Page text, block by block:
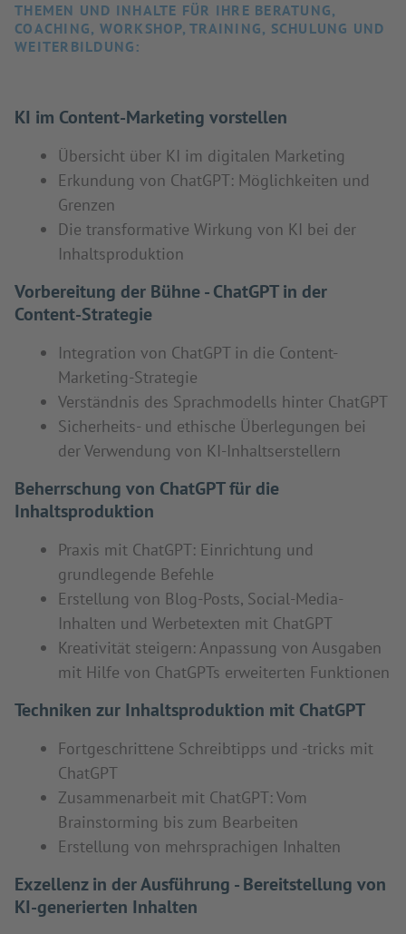
THEMEN UND INHALTE FÜR IHRE BERATUNG,
COACHING, WORKSHOP, TRAINING, SCHULUNG UND
WEITERBILDUNG:
KI im Content-Marketing vorstellen
Übersicht über KI im digitalen Marketing
Erkundung von ChatGPT: Möglichkeiten und
Grenzen
Die transformative Wirkung von KI bei der
Inhaltsproduktion
Vorbereitung der Bühne - ChatGPT in der
Content-Strategie
Integration von ChatGPT in die Content-
Marketing-Strategie
Verständnis des Sprachmodells hinter ChatGPT
Sicherheits- und ethische Überlegungen bei
der Verwendung von KI-Inhaltserstellern
Beherrschung von ChatGPT für die
Inhaltsproduktion
Praxis mit ChatGPT: Einrichtung und
grundlegende Befehle
Erstellung von Blog-Posts, Social-Media-
Inhalten und Werbetexten mit ChatGPT
Kreativität steigern: Anpassung von Ausgaben
mit Hilfe von ChatGPTs erweiterten Funktionen
Techniken zur Inhaltsproduktion mit ChatGPT
Fortgeschrittene Schreibtipps und -tricks mit
ChatGPT
Zusammenarbeit mit ChatGPT: Vom
Brainstorming bis zum Bearbeiten
Erstellung von mehrsprachigen Inhalten
Exzellenz in der Ausführung - Bereitstellung von
KI-generierten Inhalten